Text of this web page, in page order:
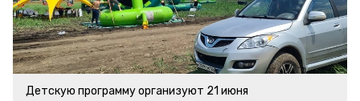
Детскую программу организуют 21 июня